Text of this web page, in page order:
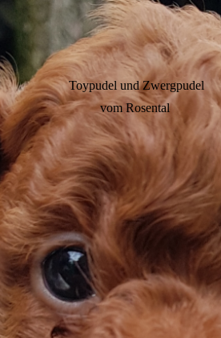
Toypudel und Zwergpudel
vom Rosental